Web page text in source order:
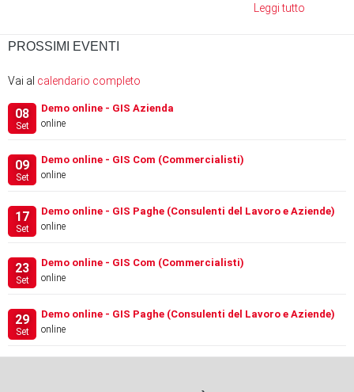
Leggi tutto
PROSSIMI EVENTI
Vai al calendario completo
08
Set
Demo online - GIS Azienda
online
09
Set
Demo online - GIS Com (Commercialisti)
online
17
Set
Demo online - GIS Paghe (Consulenti del Lavoro e Aziende)
online
23
Set
Demo online - GIS Com (Commercialisti)
online
29
Set
Demo online - GIS Paghe (Consulenti del Lavoro e Aziende)
online